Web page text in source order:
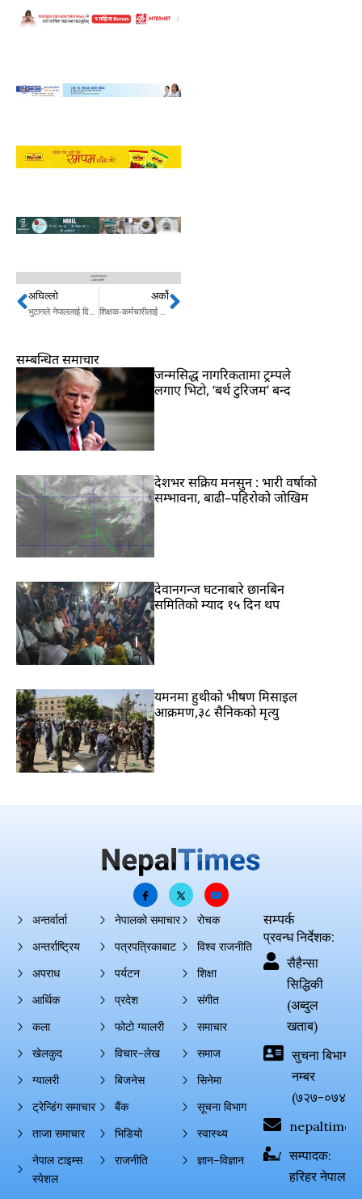
Prev
अघिल्लो
भुटानले नेपाललाई दियाे ६२ रनको लक्ष्य
अर्को
शिक्षक-कर्मचारीलाई दलका पदाधिकारी र सदस्यबाट हटाउन निर्वाचन आयोगको निर्देशन Next
सम्बन्धित समाचार
जन्मसिद्ध नागरिकतामा ट्रम्पले
लगाए भिटो, ‘बर्थ टुरिजम’ बन्द
देशभर सक्रिय मनसुन : भारी वर्षाको
सम्भावना, बाढी–पहिरोको जोखिम
देवानगन्ज घटनाबारे छानबिन
समितिको म्याद १५ दिन थप
यमनमा हुथीको भीषण मिसाइल
आक्रमण,३८ सैनिकको मृत्यु
अन्तर्वार्ता
अन्तर्राष्ट्रिय
अपराध
आर्थिक
कला
खेलकुद
ग्यालरी
ट्रेन्डिंग समाचार
ताजा समाचार
नेपाल टाइम्स
स्पेशल
नेपालको समाचार
पत्रपत्रिकाबाट
पर्यटन
प्रदेश
फोटो ग्यालरी
विचार–लेख
बिजनेस
बैंक
भिडियो
राजनीति
रोचक
विश्व राजनीति
शिक्षा
संगीत
समाचार
समाज
सिनेमा
सूचना विभाग
स्वास्थ्य
ज्ञान–विज्ञान
सम्पर्क
प्रवन्ध निर्देशक:
सैहैन्सा
सिद्धिकी
(अब्दुल
खताब)
सुचना बिभाग
नम्बर
(७२७-०७४-
सम्पादक:
हरिहर नेपाल